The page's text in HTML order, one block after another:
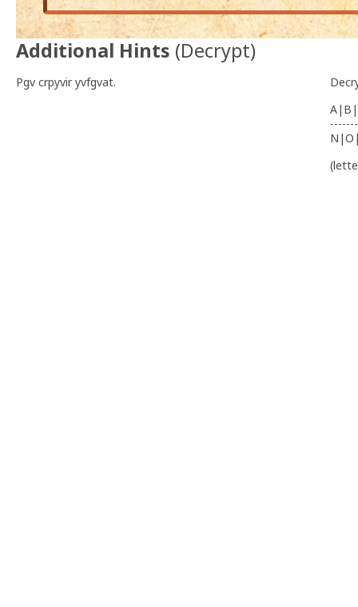
Additional Hints (Decrypt)
Pgv crpyvir yvfgvat.